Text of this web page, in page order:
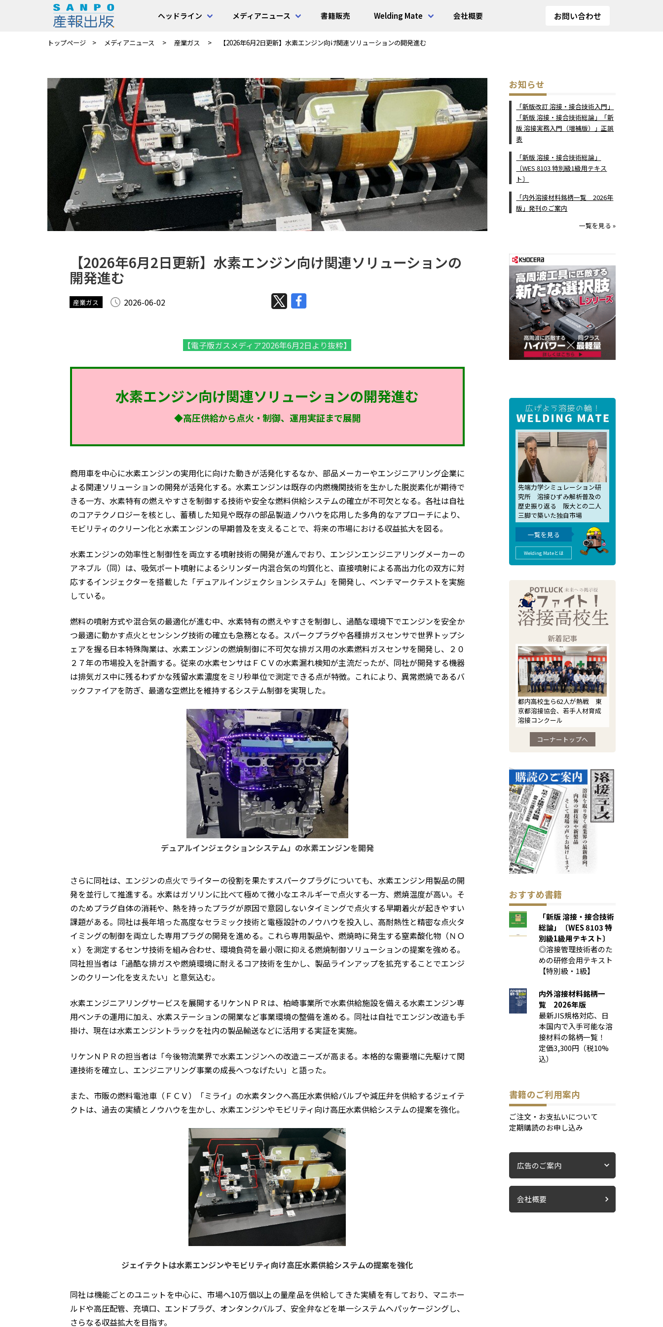
ヘッドライン メディアニュース 書籍販売 Welding Mate 会社概要 お問い合わせ
トップページ メディアニュース 産業ガス 【2026年6月2日更新】水素エンジン向け関連ソリューションの開発進む
【2026年6月2日更新】水素エンジン向け関連ソリューションの
開発進む
産業ガス 2026-06-02
【電子版ガスメディア2026年6月2日より抜粋】
水素エンジン向け関連ソリューションの開発進む
◆高圧供給から点火・制御、運用実証まで展開
商用車を中心に水素エンジンの実用化に向けた動きが活発化するなか、部品メーカーやエンジニアリング企業に
よる関連ソリューションの開発が活発化する。水素エンジンは既存の内燃機関技術を生かした脱炭素化が期待で
きる一方、水素特有の燃えやすさを制御する技術や安全な燃料供給システムの確立が不可欠となる。各社は自社
のコアテクノロジーを核とし、蓄積した知見や既存の部品製造ノウハウを応用した多角的なアプローチにより、
モビリティのクリーン化と水素エンジンの早期普及を支えることで、将来の市場における収益拡大を図る。
水素エンジンの効率性と制御性を両立する噴射技術の開発が進んでおり、エンジンエンジニアリングメーカーの
アネブル（同）は、吸気ポート噴射によるシリンダー内混合気の均質化と、直接噴射による高出力化の双方に対
応するインジェクターを搭載した「デュアルインジェクションシステム」を開発し、ベンチマークテストを実施
している。
燃料の噴射方式や混合気の最適化が進む中、水素特有の燃えやすさを制御し、過酷な環境下でエンジンを安全か
つ最適に動かす点火とセンシング技術の確立も急務となる。スパークプラグや各種排ガスセンサで世界トップシ
ェアを握る日本特殊陶業は、水素エンジンの燃焼制御に不可欠な排ガス用の水素燃料ガスセンサを開発し、２０
２７年の市場投入を計画する。従来の水素センサはＦＣＶの水素漏れ検知が主流だったが、同社が開発する機器
は排気ガス中に残るわずかな残留水素濃度をミリ秒単位で測定できる点が特徴。これにより、異常燃焼であるバ
ックファイアを防ぎ、最適な空燃比を維持するシステム制御を実現した。
デュアルインジェクションシステム」の水素エンジンを開発
さらに同社は、エンジンの点火でライターの役割を果たすスパークプラグについても、水素エンジン用製品の開
発を並行して推進する。水素はガソリンに比べて極めて微小なエネルギーで点火する一方、燃焼温度が高い。そ
のためプラグ自体の消耗や、熱を持ったプラグが原因で意図しないタイミングで点火する早期着火が起きやすい
課題がある。同社は長年培った高度なセラミック技術と電極設計のノウハウを投入し、高耐熱性と精密な点火タ
イミングの制御を両立した専用プラグの開発を進める。これら専用製品や、燃焼時に発生する窒素酸化物（ＮＯ
ｘ）を測定するセンサ技術を組み合わせ、環境負荷を最小限に抑える燃焼制御ソリューションの提案を強める。
同社担当者は「過酷な排ガスや燃焼環境に耐えるコア技術を生かし、製品ラインアップを拡充することでエンジ
ンのクリーン化を支えたい」と意気込む。
水素エンジニアリングサービスを展開するリケンＮＰＲは、柏崎事業所で水素供給施設を備える水素エンジン専
用ベンチの運用に加え、水素ステーションの開業など事業環境の整備を進める。同社は自社でエンジン改造も手
掛け、現在は水素エンジントラックを社内の製品輸送などに活用する実証を実施。
リケンＮＰＲの担当者は「今後物流業界で水素エンジンへの改造ニーズが高まる。本格的な需要増に先駆けて関
連技術を確立し、エンジニアリング事業の成長へつなげたい」と語った。
また、市販の燃料電池車（ＦＣＶ）「ミライ」の水素タンクへ高圧水素供給バルブや減圧弁を供給するジェイテ
クトは、過去の実績とノウハウを生かし、水素エンジンやモビリティ向け高圧水素供給システムの提案を強化。
ジェイテクトは水素エンジンやモビリティ向け高圧水素供給システムの提案を強化
同社は機能ごとのユニットを中心に、市場へ10万個以上の量産品を供給してきた実績を有しており、マニホー
ルドや高圧配管、充填口、エンドプラグ、オンタンクバルブ、安全弁などを単一システムへパッケージングし、
さらなる収益拡大を目指す。
お知らせ
「新版改訂 溶接・接合技術入門」
「新版 溶接・接合技術総論」「新
版 溶接実務入門（増補版）」正誤
表
「新版 溶接・接合技術総論」
〔WES 8103 特別級1級用テキス
ト〕
「内外溶接材料銘柄一覧 2026年
版」発刊のご案内
一覧を見る »
先端力学シミュレーション研
究所 溶接ひずみ解析普及の
歴史振り返る 阪大との二人
三脚で築いた独自市場
一覧を見る
Welding Mateとは
新着記事
都内高校生ら62人が熱戦 東
京都溶接協会、若手人材育成
溶接コンクール
コーナートップへ
おすすめ書籍
「新版 溶接・接合技術
総論」〔WES 8103 特
別級1級用テキスト〕
◎溶接管理技術者のた
めの研修会用テキスト
【特別級・1級】
内外溶接材料銘柄一
覧 2026年版
最新JIS規格対応、日
本国内で入手可能な溶
接材料の銘柄一覧！
定価3,300円（税10%
込）
書籍のご利用案内
ご注文・お支払いについて
定期購読のお申し込み
広告のご案内
会社概要